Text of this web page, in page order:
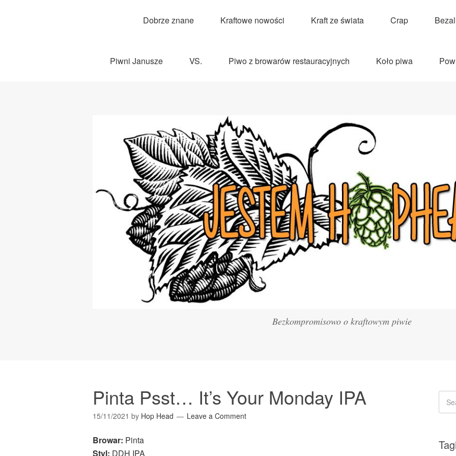
Dobrze znane Kraftowe nowości Kraft ze świata Crap
Piwni Janusze VS. Piwo z browarów restauracyjnych Koło piwa
Bezkompromisowo o kraftowym piwie
Pinta Psst… It’s Your Monday IPA
15/11/2021 by Hop Head Leave a Comment
Browar: Pinta
Styl: DDH IPA